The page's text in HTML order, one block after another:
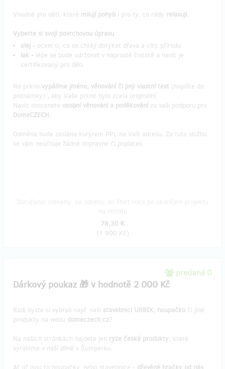
Vhodné pro děti, které milují pohyb i pro ty, co rády relaxují.
Vyberte si svoji povrchovou úpravu
olej - ocení ti, co se chtějí dotýkat dřeva a cítit přírodu
lak - lépe se bude udržovat v naprosté čistotě a navíc je
certifikovaný pro děti
Na prkno vypálíme jméno, věnování či jiný vlastní text (napište do
poznámky) , aby Vaše prkno bylo zcela originální.
Navíc dostanete osobní věnování a poděkování za vaši podporu pro
DomeCZECH.
Odměna bude zaslána kurýrem PPL na Vaši adresu. Za tuto službu
se vám neúčtuje žádné dopravné či poplatek.
78,30 €
(1 900 Kč)
predané 0
Dárkový poukaz 🎁 v hodnotě 2 000 Kč
Rádi byste si vybrali např. naši stavebnici URBIX, houpačku či jiné
produkty na webu domeczech.cz?
Na našich stránkách najdete jen ryze české produkty, které
vyrábíme v naší dílně v Šumperku.
Ať už jsou to houpačky, nebo stavebnice - dřevěné hračky od nás